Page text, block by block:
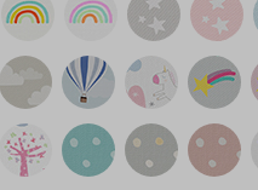
Paypal en 4x
sans frais